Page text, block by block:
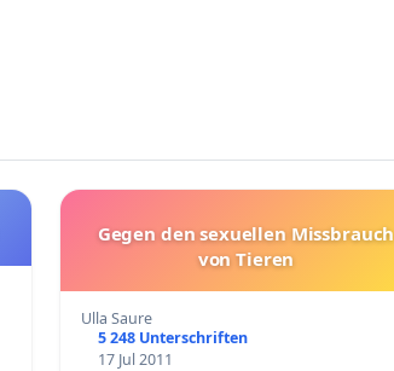
Gegen den sexuellen Missbrauch
von Tieren
Ulla Saure
5 248 Unterschriften
17 Jul 2011